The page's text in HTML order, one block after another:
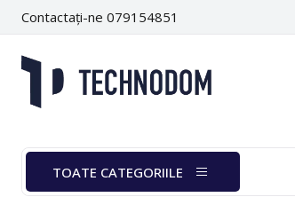
Contactați-ne 079154851
TOATE CATEGORIILE